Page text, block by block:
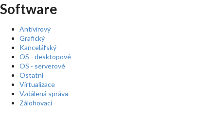
Software
Antivirový
Grafický
Kancelářský
OS - desktopové
OS - serverové
Ostatní
Virtualizace
Vzdálená správa
Zálohovací